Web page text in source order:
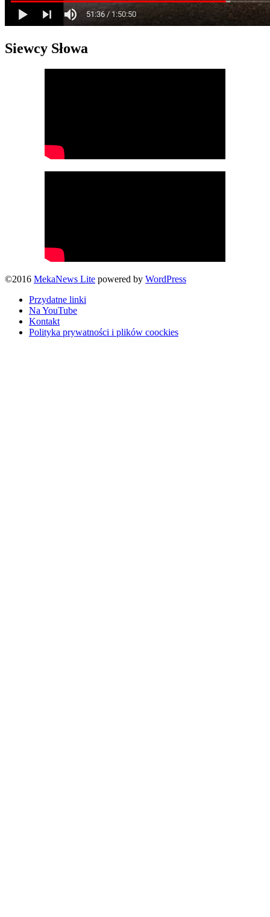
Siewcy Słowa
©2016 MekaNews Lite powered by WordPress
Przydatne linki
Na YouTube
Kontakt
Polityka prywatności i plików coockies